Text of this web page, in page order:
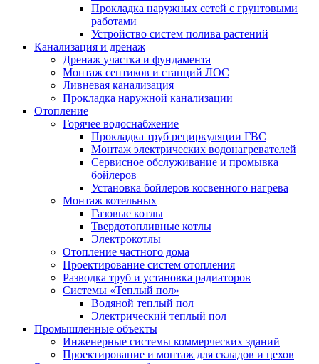
Прокладка наружных сетей с грунтовыми
работами
Устройство систем полива растений
Канализация и дренаж
Дренаж участка и фундамента
Монтаж септиков и станций ЛОС
Ливневая канализация
Прокладка наружной канализации
Отопление
Горячее водоснабжение
Прокладка труб рециркуляции ГВС
Монтаж электрических водонагревателей
Сервисное обслуживание и промывка
бойлеров
Установка бойлеров косвенного нагрева
Монтаж котельных
Газовые котлы
Твердотопливные котлы
Электрокотлы
Отопление частного дома
Проектирование систем отопления
Разводка труб и установка радиаторов
Системы «Теплый пол»
Водяной теплый пол
Электрический теплый пол
Промышленные объекты
Инженерные системы коммерческих зданий
Проектирование и монтаж для складов и цехов